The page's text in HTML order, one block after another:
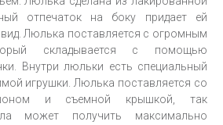
отпечаток на боку придает ей
Люлька поставляется с огромным
складывается с помощью
Внутри люльки есть специальный
игрушки. Люлька поставляется со
и съемной крышкой, так
может получить максимально